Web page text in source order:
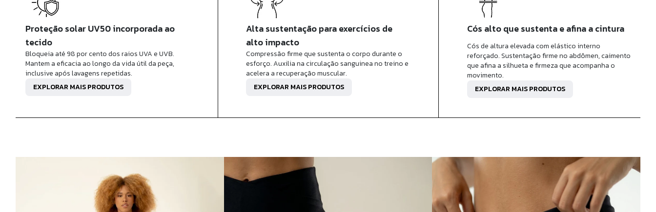
Proteção solar UV50 incorporada ao
tecido
Bloqueia até 98 por cento dos raios UVA e UVB.
Mantem a eficacia ao longo da vida útil da peça,
inclusive após lavagens repetidas.
EXPLORAR MAIS PRODUTOS
Alta sustentação para exercícios de
alto impacto
Compressão firme que sustenta o corpo durante o
esforço. Auxilia na circulação sanguinea no treino e
acelera a recuperação muscular.
EXPLORAR MAIS PRODUTOS
Cós alto que sustenta e afina a cintura
Cós de altura elevada com elástico interno
reforçado. Sustentação firme no abdômen, caimento
que afina a silhueta e firmeza que acompanha o
movimento.
EXPLORAR MAIS PRODUTOS